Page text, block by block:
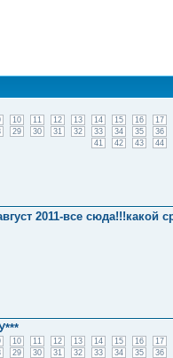
10 11 12 13 14 15 16
17
29 30 31 32 33 34 35
36
41
42 43 44
2011-все сюда!!!какой
10 11 12 13 14 15 16
17
29 30 31 32 33 34 35
36